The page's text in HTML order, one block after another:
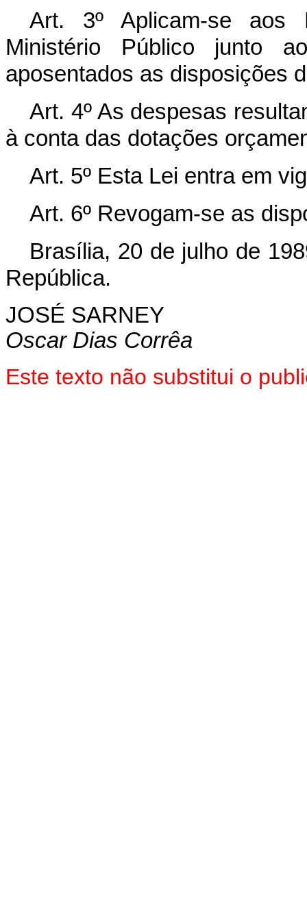
Art. 3º Aplicam-se aos
Ministério Público junto
aposentados as disposições
Art. 4º As despesas
à conta das dotações
Art. 5º Esta Lei entra em
Art. 6º Revogam-se as
Brasília, 20 de julho de
República.
JOSÉ SARNEY
Oscar Dias Corrêa
Este texto não substitui o